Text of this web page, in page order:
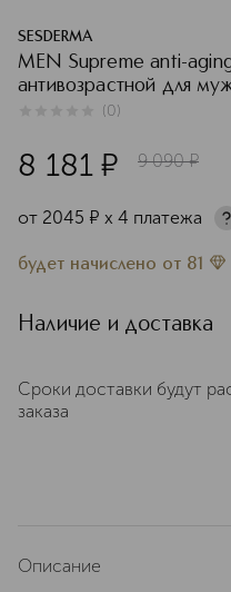
SESDERMA
MEN Supreme anti-
антивозрастной для
(0)
8 181 ¤ 9 090 ¤
от 2045 ¤ х 4 платежа
будет начислено от 81
Наличие и доставка
Сроки доставки будут
заказа
Описание